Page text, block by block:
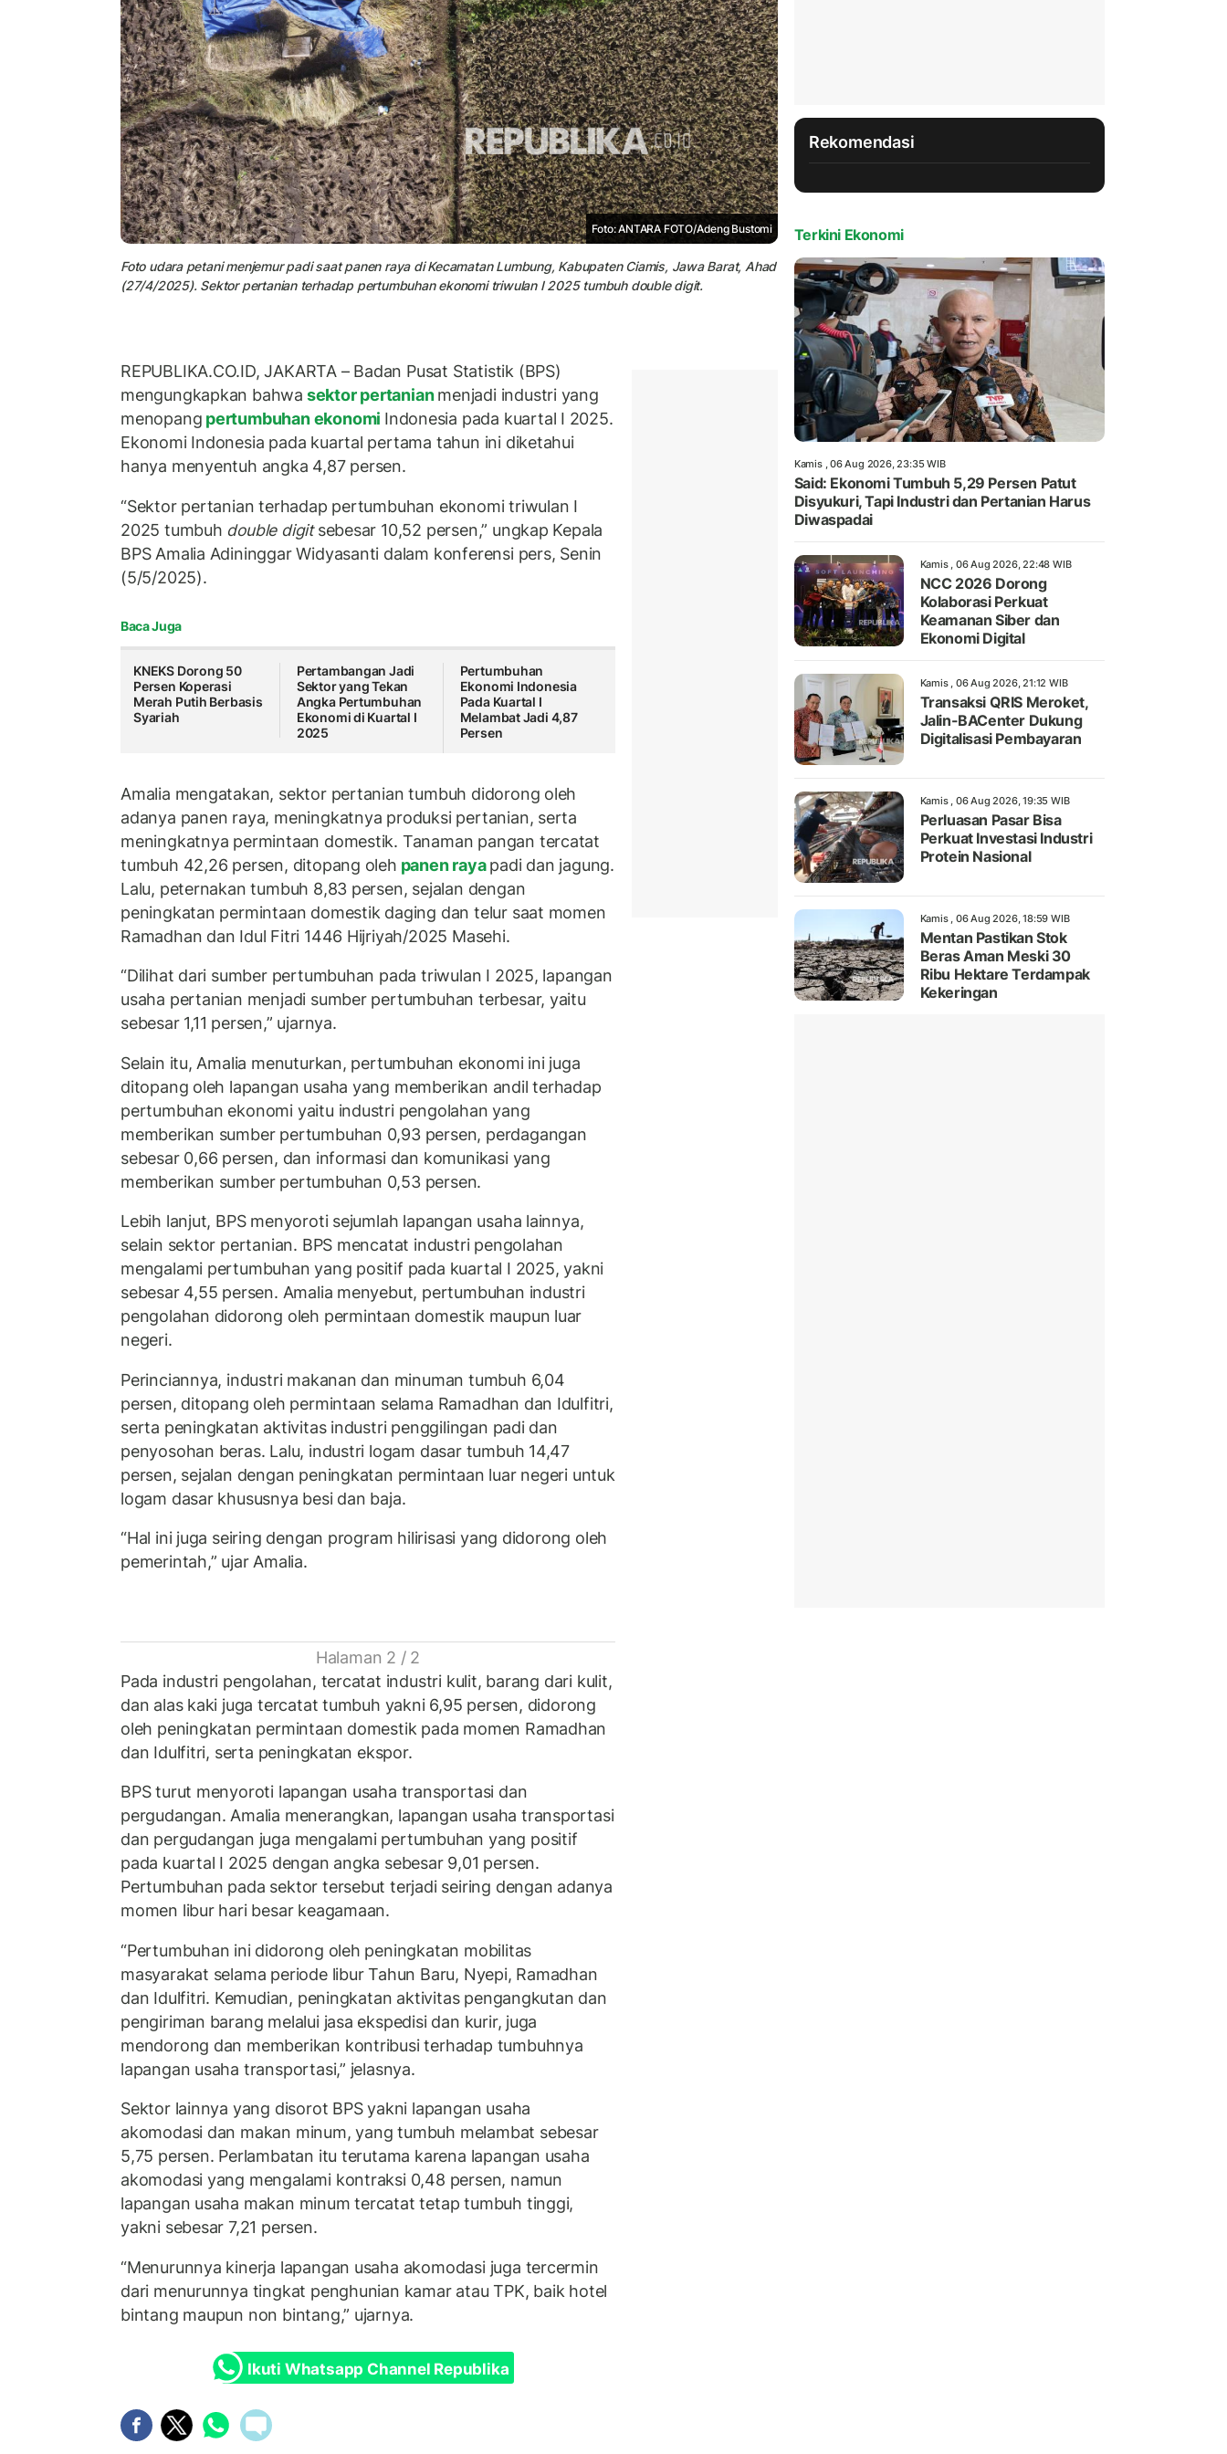
Foto: ANTARA FOTO/Adeng Bustomi
Foto udara petani menjemur padi saat panen raya di Kecamatan Lumbung, Kabupaten Ciamis, Jawa Barat, Ahad
(27/4/2025). Sektor pertanian terhadap pertumbuhan ekonomi triwulan I 2025 tumbuh double digit.
REPUBLIKA.CO.ID, JAKARTA – Badan Pusat Statistik (BPS)
mengungkapkan bahwa sektor pertanianmenjadi industri yang
menopang pertumbuhan ekonomi Indonesia pada kuartal I 2025.
Ekonomi Indonesia pada kuartal pertama tahun ini diketahui
hanya menyentuh angka 4,87 persen.
“Sektor pertanian terhadap pertumbuhan ekonomi triwulan I
2025 tumbuh double digitsebesar 10,52 persen,” ungkap Kepala
BPS Amalia Adininggar Widyasanti dalam konferensi pers, Senin
(5/5/2025).
Baca Juga
KNEKS Dorong 50
Persen Koperasi
Merah Putih Berbasis
Syariah
Pertambangan Jadi
Sektor yang Tekan
Angka Pertumbuhan
Ekonomi di Kuartal I
2025
Pertumbuhan
Ekonomi Indonesia
Pada Kuartal I
Melambat Jadi 4,87
Persen
Amalia mengatakan, sektor pertanian tumbuh didorong oleh
adanya panen raya, meningkatnya produksi pertanian, serta
meningkatnya permintaan domestik. Tanaman pangan tercatat
tumbuh 42,26 persen, ditopang oleh panen rayapadi dan jagung.
Lalu, peternakan tumbuh 8,83 persen, sejalan dengan
peningkatan permintaan domestik daging dan telur saat momen
Ramadhan dan Idul Fitri 1446 Hijriyah/2025 Masehi.
“Dilihat dari sumber pertumbuhan pada triwulan I 2025, lapangan
usaha pertanian menjadi sumber pertumbuhan terbesar, yaitu
sebesar 1,11 persen,” ujarnya.
Selain itu, Amalia menuturkan, pertumbuhan ekonomi ini juga
ditopang oleh lapangan usaha yang memberikan andil terhadap
pertumbuhan ekonomi yaitu industri pengolahan yang
memberikan sumber pertumbuhan 0,93 persen, perdagangan
sebesar 0,66 persen, dan informasi dan komunikasi yang
memberikan sumber pertumbuhan 0,53 persen.
Lebih lanjut, BPS menyoroti sejumlah lapangan usaha lainnya,
selain sektor pertanian. BPS mencatat industri pengolahan
mengalami pertumbuhan yang positif pada kuartal I 2025, yakni
sebesar 4,55 persen. Amalia menyebut, pertumbuhan industri
pengolahan didorong oleh permintaan domestik maupun luar
negeri.
Perinciannya, industri makanan dan minuman tumbuh 6,04
persen, ditopang oleh permintaan selama Ramadhan dan Idulfitri,
serta peningkatan aktivitas industri penggilingan padi dan
penyosohan beras. Lalu, industri logam dasar tumbuh 14,47
persen, sejalan dengan peningkatan permintaan luar negeri untuk
logam dasar khususnya besi dan baja.
“Hal ini juga seiring dengan program hilirisasi yang didorong oleh
pemerintah,” ujar Amalia.
Halaman 2 / 2
Pada industri pengolahan, tercatat industri kulit, barang dari kulit,
dan alas kaki juga tercatat tumbuh yakni 6,95 persen, didorong
oleh peningkatan permintaan domestik pada momen Ramadhan
dan Idulfitri, serta peningkatan ekspor.
BPS turut menyoroti lapangan usaha transportasi dan
pergudangan. Amalia menerangkan, lapangan usaha transportasi
dan pergudangan juga mengalami pertumbuhan yang positif
pada kuartal I 2025 dengan angka sebesar 9,01 persen.
Pertumbuhan pada sektor tersebut terjadi seiring dengan adanya
momen libur hari besar keagamaan.
“Pertumbuhan ini didorong oleh peningkatan mobilitas
masyarakat selama periode libur Tahun Baru, Nyepi, Ramadhan
dan Idulfitri. Kemudian, peningkatan aktivitas pengangkutan dan
pengiriman barang melalui jasa ekspedisi dan kurir, juga
mendorong dan memberikan kontribusi terhadap tumbuhnya
lapangan usaha transportasi,” jelasnya.
Sektor lainnya yang disorot BPS yakni lapangan usaha
akomodasi dan makan minum, yang tumbuh melambat sebesar
5,75 persen. Perlambatan itu terutama karena lapangan usaha
akomodasi yang mengalami kontraksi 0,48 persen, namun
lapangan usaha makan minum tercatat tetap tumbuh tinggi,
yakni sebesar 7,21 persen.
“Menurunnya kinerja lapangan usaha akomodasi juga tercermin
dari menurunnya tingkat penghunian kamar atau TPK, baik hotel
bintang maupun non bintang,” ujarnya.
Ikuti Whatsapp Channel Republika
Rekomendasi
Terkini Ekonomi
Kamis , 06 Aug 2026, 23:35 WIB
Said: Ekonomi Tumbuh 5,29 Persen Patut
Disyukuri, Tapi Industri dan Pertanian Harus
Diwaspadai
Kamis , 06 Aug 2026, 22:48 WIB
NCC 2026 Dorong
Kolaborasi Perkuat
Keamanan Siber dan
Ekonomi Digital
Kamis , 06 Aug 2026, 21:12 WIB
Transaksi QRIS Meroket,
Jalin-BACenter Dukung
Digitalisasi Pembayaran
Kamis , 06 Aug 2026, 19:35 WIB
Perluasan Pasar Bisa
Perkuat Investasi Industri
Protein Nasional
Kamis , 06 Aug 2026, 18:59 WIB
Mentan Pastikan Stok
Beras Aman Meski 30
Ribu Hektare Terdampak
Kekeringan